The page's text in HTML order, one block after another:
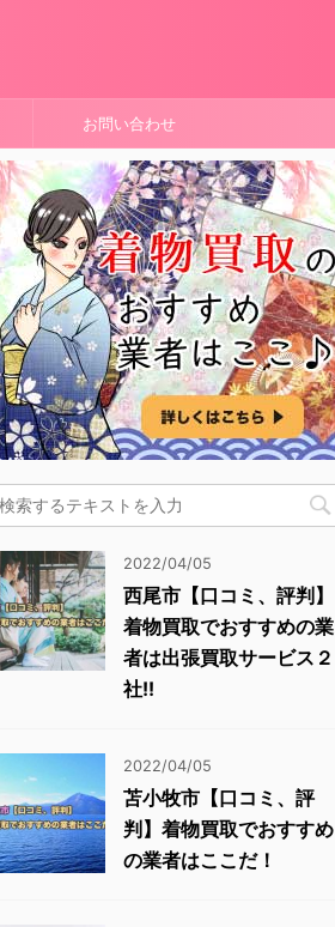
お問い合わせ
2022/04/05
西尾市【口コミ、評判】
着物買取でおすすめの業
者は出張買取サービス２
社!!
2022/04/05
苫小牧市【口コミ、評
判】着物買取でおすすめ
の業者はここだ！